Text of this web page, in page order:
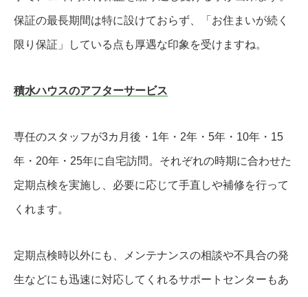
保証の最長期間は特に設けておらず、「お住まいが続く
限り保証」している点も厚遇な印象を受けますね。
積水ハウスのアフターサービス
専任のスタッフが3カ月後・1年・2年・5年・10年・15
年・20年・25年に自宅訪問。それぞれの時期に合わせた
定期点検を実施し、必要に応じて手直しや補修を行って
くれます。
定期点検時以外にも、メンテナンスの相談や不具合の発
生などにも迅速に対応してくれるサポートセンターもあ